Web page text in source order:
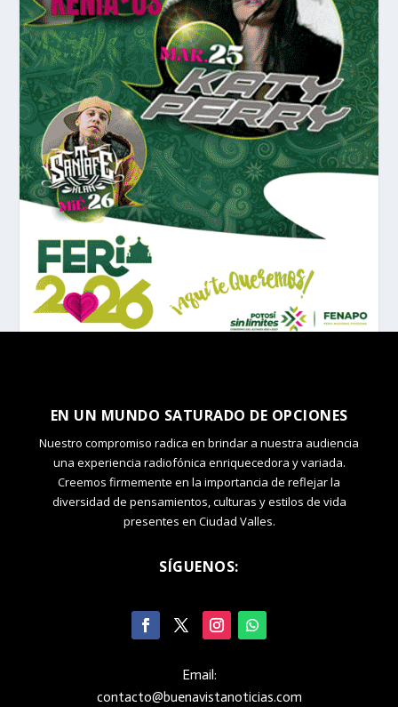
EN UN MUNDO SATURADO DE OPCIONES
Nuestro compromiso radica en brindar a nuestra audiencia
una experiencia radiofónica enriquecedora y variada.
Creemos firmemente en la importancia de reflejar la
diversidad de pensamientos, culturas y estilos de vida
presentes en Ciudad Valles.
SÍGUENOS:
Email:
contacto@buenavistanoticias.com